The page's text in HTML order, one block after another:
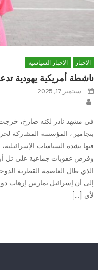
الاخبار الاخبار السياسية
ناشطة أمريكية يهودية
Posted
onسبتمبر 17, 2025
في مشهد نادر لكنه صارخ، خرجت
فيها بشدة السياسات الإسرائيلية،
وفرض عقوبات جماعية على تل
الذي طال العاصمة القطرية
إلى أن إسرائيل تمارس إرهاب
لأي […]